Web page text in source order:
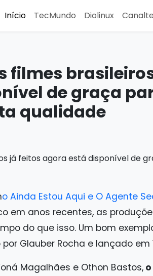
Início TecMundo Diolinux
filmes
de graça
qualidade
o Ainda Estou Aqui e O Agente
em anos recentes, as
do que isso. Um bom
Glauber Rocha e lançado em
Magalhães e Othon Bastos,